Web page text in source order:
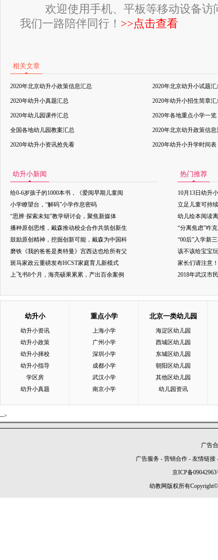
欢迎使用手机、平板等移动设备访
我们一路陪伴同行！ >>点击查看
相关文章
2020年北京幼升小政策信息汇总 2020年北京幼升小试题汇
2020年幼升小真题汇总 2020年幼升小招生简章汇
2020年幼儿园课件汇总 2020年各地重点小学一览
全国各地幼儿园教案汇总 2020年北京幼升政策信息
2020年幼升小资讯抢先看 2020年幼升小升学时间表
幼升小新闻
给0-6岁孩子的1000本书，《爱阅早期儿童阅
小学瞭望台，“解码”小学作息密码
“思辨·探索未知”教学研讨会，聚焦新媒体
播种原创思维，戴森推动校企合作共筑创新生
鼓励原创精神，挖掘创新可能，戴森为中国科
磨铁《我的爸爸是奥特曼》宫西达也给所有父
斑马家政云重磅发布HCST家庭育儿新模式
上飞书8个月，海亮硕果累累，产出百余案例
热门推荐
10月13日幼升
立足儿童可持
幼儿绘本阅读
“分离焦虑”咋
“00后”入学新
该不该给宝宝
家长们请注意
2018年武汉市
幼升小
幼升小资讯
幼升小政策
幼升小择校
幼升小指导
学区房
幼升小真题
重点小学
上海小学
广州小学
深圳小学
成都小学
武汉小学
南京小学
北京一类幼儿园
海淀区幼儿园
西城区幼儿园
东城区幼儿园
朝阳区幼儿园
其他区幼儿园
幼儿园资讯
-->
广告
广告服务 - 营销合作 - 友情链接
京ICP备09042963
幼教网版权所有